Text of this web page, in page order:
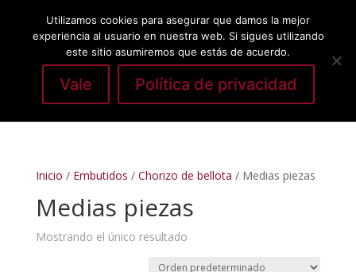
Seleccionar página
Inicio / Embutidos / Chorizo de bellota / Medias piezas
Medias piezas
Mostrando el único resultado
Utilizamos cookies para asegurar que damos la mejor
experiencia al usuario en nuestra web. Si sigues utilizando
este sitio asumiremos que estás de acuerdo.
Vale Política de privacidad